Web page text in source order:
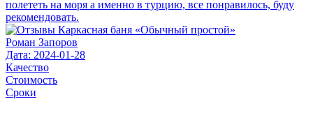
полететь на моря а именно в турцию, все понравилось, буду
рекомендовать.
Роман Запоров
Дата: 2024-01-28
Качество
Стоимость
Сроки